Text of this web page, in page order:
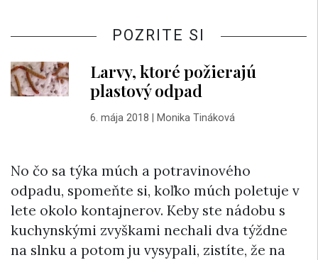
POZRITE SI
Larvy, ktoré požierajú
plastový odpad
6. mája 2018 Monika Tináková
No čo sa týka múch a potravinového
odpadu, spomeňte si, koľko múch poletuje v
lete okolo kontajnerov. Keby ste nádobu s
kuchynskými zvyškami nechali dva týždne
na slnku a potom ju vysypali, zistíte, že na